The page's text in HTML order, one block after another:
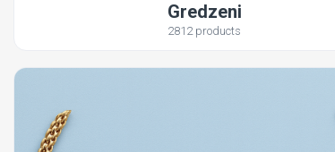
Gredzeni
2812 products